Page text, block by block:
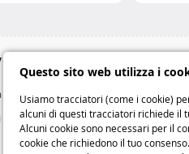
Questo sito web utilizza i
Usiamo tracciatori (come i cookie)
alcuni di questi tracciatori richiede il
Alcuni cookie sono necessari per il
cookie che richiedono il tuo consenso.
online / FAQ
contatto